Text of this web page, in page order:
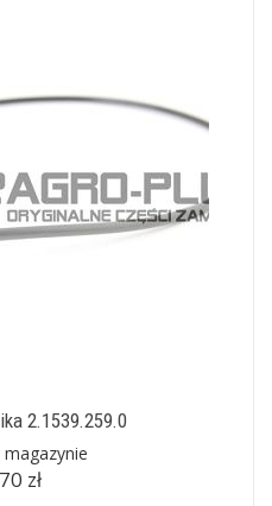
2.1539.259.0
magazynie
zł